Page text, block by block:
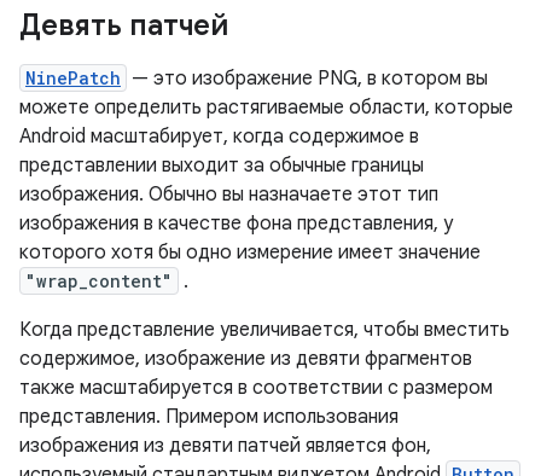
Девять патчей
NinePatch — это изображение PNG, в котором вы
можете определить растягиваемые области, которые
Android масштабирует, когда содержимое в
представлении выходит за обычные границы
изображения. Обычно вы назначаете этот тип
изображения в качестве фона представления, у
которого хотя бы одно измерение имеет значение
"wrap_content"
.
Когда представление увеличивается, чтобы вместить
содержимое, изображение из девяти фрагментов
также масштабируется в соответствии с размером
представления. Примером использования
изображения из девяти патчей является фон,